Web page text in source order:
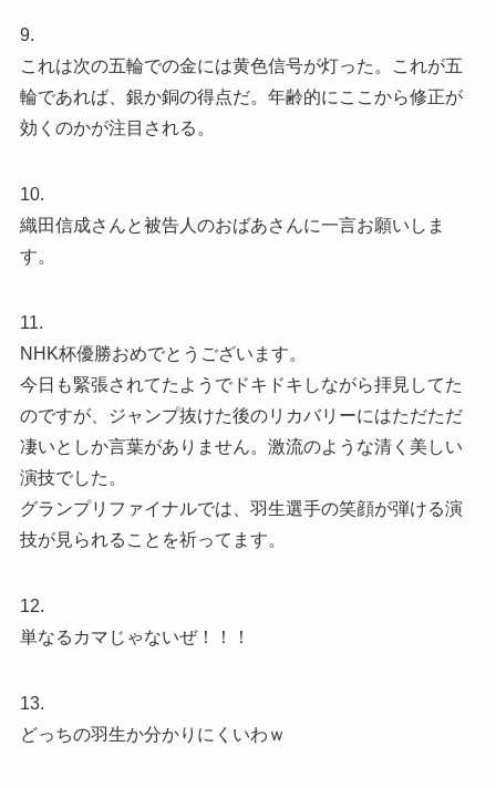
9.
これは次の五輪での金には黄色信号が灯った。これが五
輪であれば、銀か銅の得点だ。年齢的にここから修正が
効くのかが注目される。
10.
織田信成さんと被告人のおばあさんに一言お願いしま
す。
11.
NHK杯優勝おめでとうございます。
今日も緊張されてたようでドキドキしながら拝見してた
のですが、ジャンプ抜けた後のリカバリーにはただただ
凄いとしか言葉がありません。激流のような清く美しい
演技でした。
グランプリファイナルでは、羽生選手の笑顔が弾ける演
技が見られることを祈ってます。
12.
単なるカマじゃないぜ！！！
13.
どっちの羽生か分かりにくいわｗ